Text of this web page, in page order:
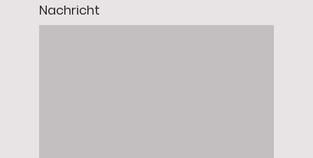
Nachricht